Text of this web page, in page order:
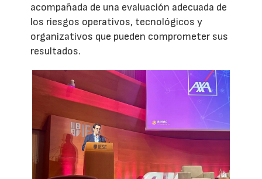
acompañada de una evaluación adecuada de
los riesgos operativos, tecnológicos y
organizativos que pueden comprometer sus
resultados.